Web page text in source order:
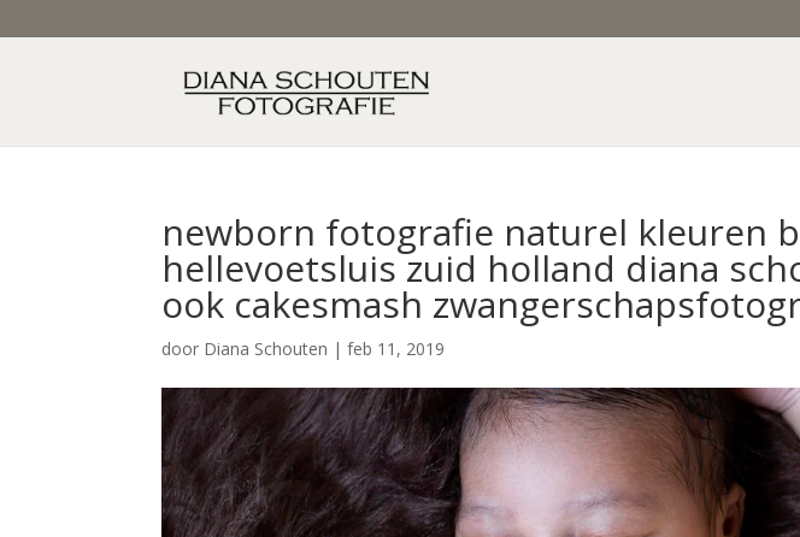
newborn fotografie naturel kleuren
hellevoetsluis zuid holland diana
ook cakesmash
door Diana Schouten |feb 11, 2019